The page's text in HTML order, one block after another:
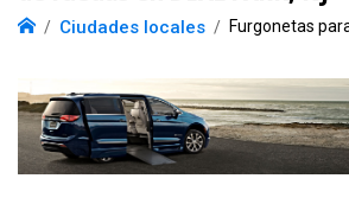
Ciudades locales Furgonetas